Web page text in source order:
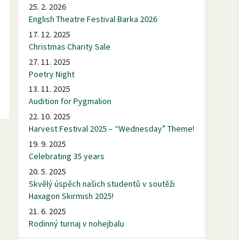
25. 2. 2026
English Theatre Festival Barka 2026
17. 12. 2025
Christmas Charity Sale
27. 11. 2025
Poetry Night
13. 11. 2025
Audition for Pygmalion
22. 10. 2025
Harvest Festival 2025 – “Wednesday” Theme!
19. 9. 2025
Celebrating 35 years
20. 5. 2025
Skvělý úspěch našich studentů v soutěži
Haxagon Skirmish 2025!
21. 6. 2025
Rodinný turnaj v nohejbalu